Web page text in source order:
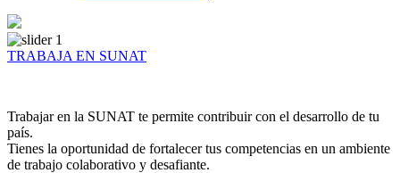
TRABAJA EN SUNAT
Trabajar en la SUNAT te permite contribuir con el desarrollo de tu
país.
Tienes la oportunidad de fortalecer tus competencias en un ambiente
de trabajo colaborativo y desafiante.